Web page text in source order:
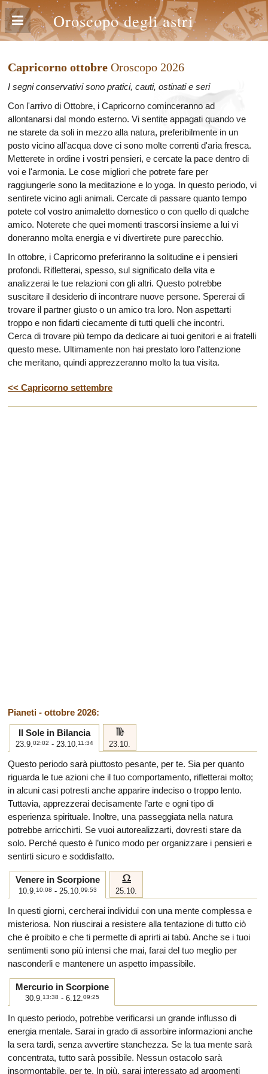
Oroscopo degli astri
Capricorno ottobre Oroscopo 2026
I segni conservativi sono pratici, cauti, ostinati e seri
Con l'arrivo di Ottobre, i Capricorno cominceranno ad
allontanarsi dal mondo esterno. Vi sentite appagati quando ve
ne starete da soli in mezzo alla natura, preferibilmente in un
posto vicino all'acqua dove ci sono molte correnti d'aria fresca.
Metterete in ordine i vostri pensieri, e cercate la pace dentro di
voi e l'armonia. Le cose migliori che potrete fare per
raggiungerle sono la meditazione e lo yoga. In questo periodo, vi
sentirete vicino agli animali. Cercate di passare quanto tempo
potete col vostro animaletto domestico o con quello di qualche
amico. Noterete che quei momenti trascorsi insieme a lui vi
doneranno molta energia e vi divertirete pure parecchio.
In ottobre, i Capricorno preferiranno la solitudine e i pensieri
profondi. Rifletterai, spesso, sul significato della vita e
analizzerai le tue relazioni con gli altri. Questo potrebbe
suscitare il desiderio di incontrare nuove persone. Spererai di
trovare il partner giusto o un amico tra loro. Non aspettarti
troppo e non fidarti ciecamente di tutti quelli che incontri.
Cerca di trovare più tempo da dedicare ai tuoi genitori e ai fratelli
questo mese. Ultimamente non hai prestato loro l'attenzione
che meritano, quindi apprezzeranno molto la tua visita.
<< Capricorno settembre
Pianeti - ottobre 2026:
Il Sole in Bilancia
23.9.02:02 - 23.10.11:34
h
23.10.
Questo periodo sarà piuttosto pesante, per te. Sia per quanto
riguarda le tue azioni che il tuo comportamento, rifletterai molto;
in alcuni casi potresti anche apparire indeciso o troppo lento.
Tuttavia, apprezzerai decisamente l’arte e ogni tipo di
esperienza spirituale. Inoltre, una passeggiata nella natura
potrebbe arricchirti. Se vuoi autorealizzarti, dovresti stare da
solo. Perché questo è l’unico modo per organizzare i pensieri e
sentirti sicuro e soddisfatto.
Venere in Scorpione
10.9.10:08 - 25.10.09:53
g
25.10.
In questi giorni, cercherai individui con una mente complessa e
misteriosa. Non riuscirai a resistere alla tentazione di tutto ciò
che è proibito e che ti permette di aprirti ai tabù. Anche se i tuoi
sentimenti sono più intensi che mai, farai del tuo meglio per
nasconderli e mantenere un aspetto impassibile.
Mercurio in Scorpione
30.9.13:38 - 6.12.09:25
In questo periodo, potrebbe verificarsi un grande influsso di
energia mentale. Sarai in grado di assorbire informazioni anche
la sera tardi, senza avvertire stanchezza. Se la tua mente sarà
concentrata, tutto sarà possibile. Nessun ostacolo sarà
insormontabile, per te. In più, sarai interessato ad argomenti